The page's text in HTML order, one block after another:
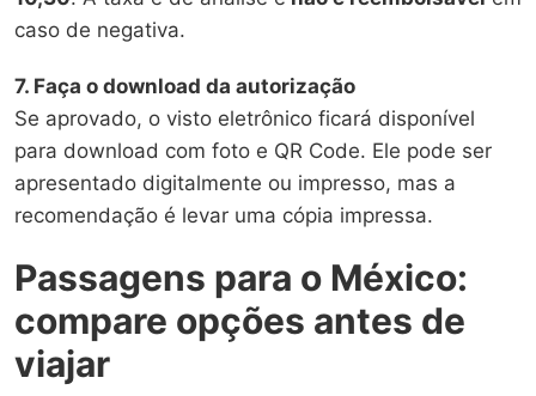
caso de negativa.
7. Faça o download da autorização
Se aprovado, o visto eletrônico ficará disponível
para download com foto e QR Code. Ele pode ser
apresentado digitalmente ou impresso, mas a
recomendação é levar uma cópia impressa.
Passagens para o México:
compare opções antes de
viajar